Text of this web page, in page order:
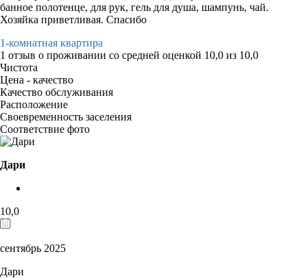
банное полотенце, для рук, гель для душа, шампунь, чай.
Хозяйка приветливая. Спасибо
1-комнатная квартира
1 отзыв о проживании со средней оценкой 10,0 из 10,0
Чистота
Цена - качество
Качество обслуживания
Расположение
Своевременность заселения
Соответствие фото
Дари
10,0
сентябрь 2025
Дари